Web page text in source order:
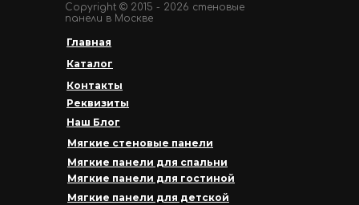
Мягкие стеновые панели
Мягкие панели для гостиной
Мягкие панели для детской
Мягкие панели для спальни
Главная
Каталог
Контакты
Реквизиты
Наш Блог
Copyright © 2015 - 2026 стеновые
панели в Москве